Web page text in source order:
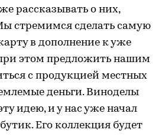
рассказывать о них,
стремимся сделать самую
в дополнение к уже
этом предложить нашим
с продукцией местных
деньги. Виноделы
идею, и у нас уже начал
Его коллекция будет